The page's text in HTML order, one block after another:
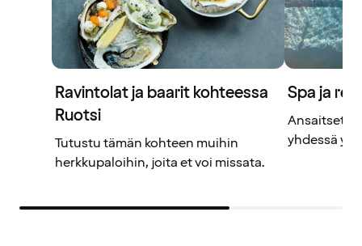
Ravintolat ja baarit kohteessa
Ruotsi
Tutustu tämän kohteen muihin
herkkupaloihin, joita et voi missata.
Spa ja
Ansaitset
yhdessä